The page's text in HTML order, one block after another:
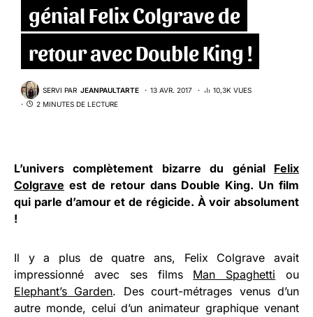
génial Felix Colgrave de
retour avec Double King !
SERVI PAR JEANPAULTARTE 13 AVR. 2017
10,3K VUES
2 MINUTES DE LECTURE
L’univers complètement bizarre du génial Felix
Colgrave est de retour dans Double King. Un film
qui parle d’amour et de régicide. À voir absolument
!
Il y a plus de quatre ans, Felix Colgrave avait
impressionné avec ses films Man Spaghetti ou
Elephant’s Garden. Des court-métrages venus d’un
autre monde, celui d’un animateur graphique venant